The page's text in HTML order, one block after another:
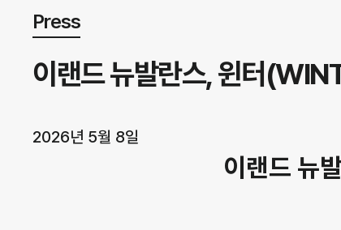
뉴스 상세보기
Press
이랜드 뉴발란스, 윈터
2026년 5월 8일
이랜드 뉴